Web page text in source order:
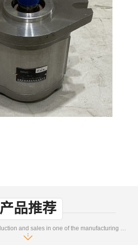
产品推荐